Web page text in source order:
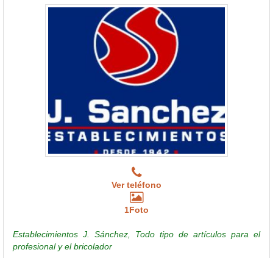
Ver teléfono
1Foto
Establecimientos J. Sánchez, Todo tipo de artículos para el
profesional y el bricolador